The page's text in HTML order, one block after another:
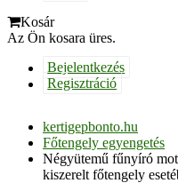
Kosár
Az Ön kosara üres.
Bejelentkezés
Regisztráció
kertigepbonto.hu
Főtengely egyengetés
Négyütemű fűnyíró
kiszerelt főtengely